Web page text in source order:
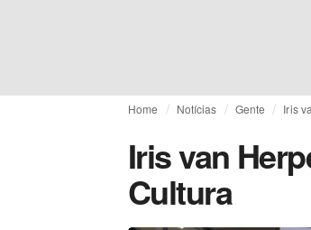
Home Notícias Gente Iris
Iris van
Cultura